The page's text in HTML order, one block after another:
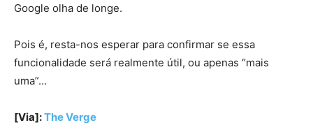
Google olha de longe.
Pois é, resta-nos esperar para confirmar se essa
funcionalidade será realmente útil, ou apenas “mais
uma”…
[Via]:The Verge